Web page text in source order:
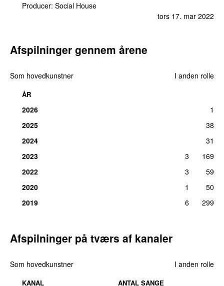
tors 17. mar 2022
Producer: Social House
Afspilninger gennem årene
Som hovedkunstner I anden rolle
ÅR
2026
1
2025
38
2024
31
2023
3
169
2022
3
59
2020
1
50
2019
6 299
Afspilninger på tværs af kanaler
Som hovedkunstner I anden rolle
KANAL ANTAL SANGE